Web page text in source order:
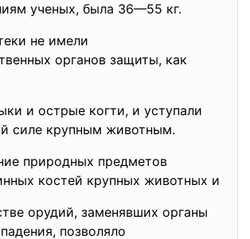
ученых, была 36—55 кг.
не имели
органов защиты, как
и острые когти, и уступали
силе крупным животным.
природных предметов
костей крупных животных и
орудий, заменявших органы
позволяло